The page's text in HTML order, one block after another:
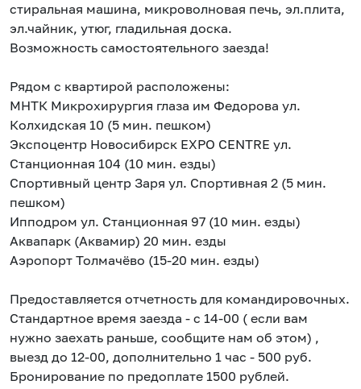
стиральная машина, микроволновая печь, эл.плита,
эл.чайник, утюг, гладильная доска.
Возможность самостоятельного заезда!
Рядом с квартирой расположены:
МНТК Микрохирургия глаза им Федорова ул.
Колхидская 10 (5 мин. пешком)
Экспоцентр Новосибирск EXPO CENTRE ул.
Станционная 104 (10 мин. езды)
Спортивный центр Заря ул. Спортивная 2 (5 мин.
пешком)
Ипподром ул. Станционная 97 (10 мин. езды)
Аквапарк (Аквамир) 20 мин. езды
Аэропорт Толмачёво (15-20 мин. езды)
Предоставляется отчетность для командировочных.
Стандартное время заезда - с 14-00 ( если вам
нужно заехать раньше, сообщите нам об этом) ,
выезд до 12-00, дополнительно 1 час - 500 руб.
Бронирование по предоплате 1500 рублей.